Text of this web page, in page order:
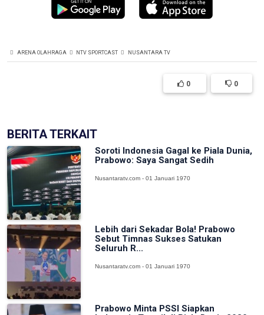
ARENA OLAHRAGA NTV SPORTCAST NUSANTARA TV
0 0
BERITA TERKAIT
Soroti Indonesia Gagal ke Piala Dunia,
Prabowo: Saya Sangat Sedih
Nusantaratv.com - 01 Januari 1970
Lebih dari Sekadar Bola! Prabowo
Sebut Timnas Sukses Satukan
Seluruh R...
Nusantaratv.com - 01 Januari 1970
Prabowo Minta PSSI Siapkan